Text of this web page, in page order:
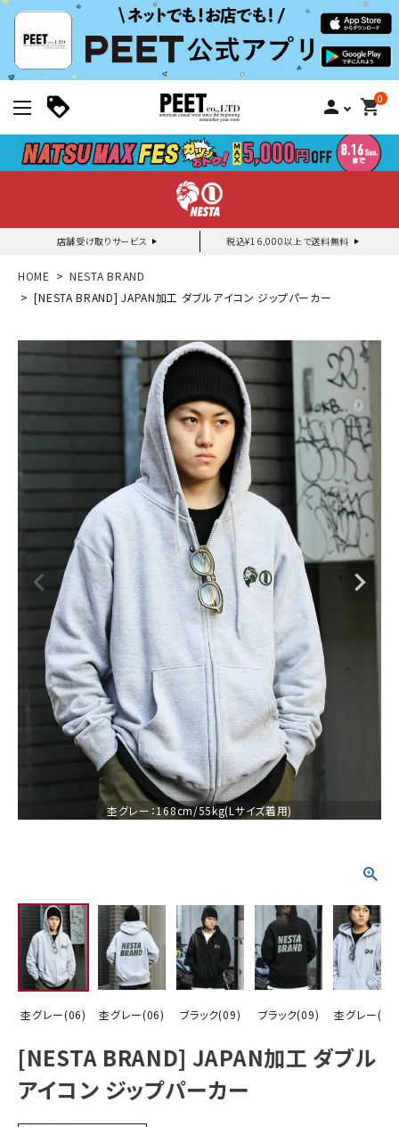
person 0
shopping_cart
店舗受け取りサービス 税込¥16,000以上で送料無料
新規会員登録｜ログイン
search
ブランドメニュー
スタイリング
ニュース・特集
ランキング
お問い合わせ
HOME
NESTA BRAND
[NESTA BRAND] JAPAN加工 ダブルアイコン ジップパーカー
杢グレー：168cm/55kg(Lサイズ着用)
杢グレー(06) 杢グレー(06) ブラック(09) ブラック(09) 杢グレー(06)
[NESTA BRAND] JAPAN加工 ダブル
アイコン ジップパーカー